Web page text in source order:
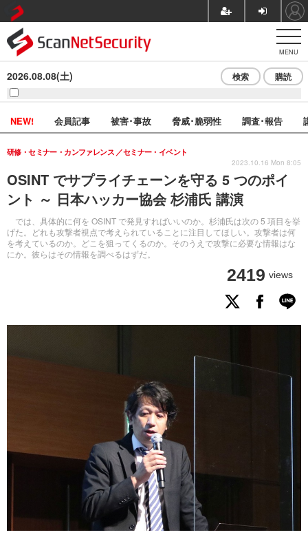
MENU
2026.08.08(土) 検索 購読
NEW! 会員記事 被害･事故 脅威･脆弱性 調査･報告
OSINT でサプライチェーンを守る 5 つのポイ
ント ～ 日本ハッカー協会 杉浦氏 講演
では、具体的に何を OSINT で発見すればいいのか。杉浦氏は次の 5 項目を挙
げた。どれも攻撃者視点で考えられていることに注目してほしい。攻撃者は何
を考えているのか。どこを狙ってくるのか。そのうえで攻撃に必要な情報はな
にか。彼らはその情報を調べるはずだ。
研修・セミナー・カンファレンス セミナー・イベント
2419 views
2023.10.16 Mon 8:05